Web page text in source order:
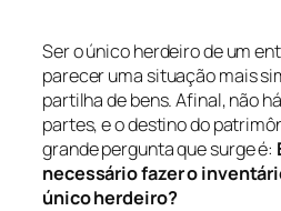
Ser o único herdeiro de um
parecer uma situação mais
partilha de bens. Afinal, não
partes, e o destino do
grande pergunta que surge é:
necessário fazer o
único herdeiro?